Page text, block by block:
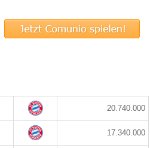
20.740.000
17.340.000